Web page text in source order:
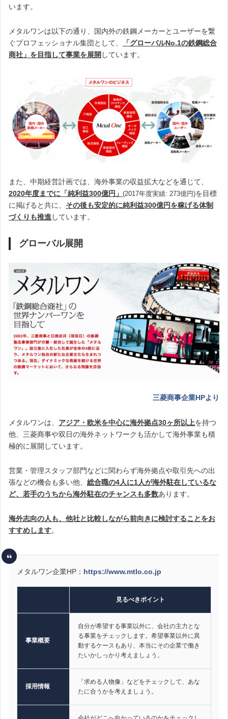
います。
メタルワンは以下の通り、国内外の鉄鋼メーカーとユーザーを繋
ぐプロフェッショナル集団として、
「グローバルNo.1の鉄鋼総合
商社」を目指して事業を展開 しています。
また、中期経営計画では、海外事業の収益拡大などを通じて、
2020年度までに「純利益300億円」 (2017年度実績: 273億円)を目標
に掲げると共に、 その後も安定的に純利益300億円を稼げる体制
づくりも推進 しています。
グローバル展開
三菱商事企業HPより
メタルワンは、 アジア・欧米を中心に海外拠点30ヶ所以上を持つ
他、三菱商事や双日の海外ネットワークも活かして海外事業も積
極的に展開しています。
営業・管理スタッフ部門などに関わらず海外拠点や取引先への出
張などの機会も多い他、 総合職の4人に1人が海外駐在しているな
ど、若手のうちから海外駐在のチャンスも多数あります。
海外志向の人も、他社と比較しながら前向きに検討することをお
すすめします。
メタルワン企業HP： https://www.mtlo.co.jp
見るべきポイント
事業概要
自分が希望する事業以外に、会社の主力とな
る事業をチェックします。希望事業以外に異
動するケースもあり、本当にその企業で働き
たいかしっかり考えましょう。
採用情報
「求める人物像」などをチェックして、あな
たに合うかを考えましょう。